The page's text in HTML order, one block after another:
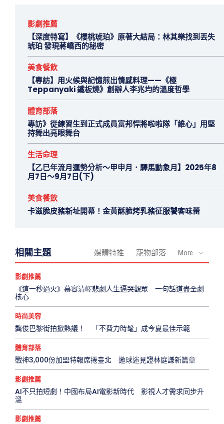
影劇推薦
【深度特寫】《櫻桃琥珀》原著大結局：林其樂找到丟失
琥珀 發現蔣嶠西的秘密
美食餐飲
【專訪】用火候與記憶煎出情感料理——《極
Teppanyaki 鐵板燒》創辦人李兆均的溫度哲學
體育部落
專訪》從練習生到正式成員富邦悍將啦啦隊「維心」用堅
持舞出亮眼舞台
生活命理
【乙巳年流月運勢分析～甲申月．驛馬動象月】2025年8
月7日～9月7日(下)
美食餐飲
卡滋脆皮豬新址開幕！金黃酥脆烤乳豬征服饕客味蕾
相關主題 媒體特推 寵物部落 More
影劇推薦
《這一秒過火》慕容清嶧悲劇人生逼哭觀眾 一句話道盡全劇
核心
時尚美容
龔俊巴黎街拍掀熱議！ 「不費力時髦」成今夏最佳示範
體育部落
戰神3,000份加盟特報席捲臺北 邀球迷見證林庭謙新篇章
影劇推薦
AI不只拍短劇！中國布局AI電影新時代 影視人才需求同步升
溫
影劇推薦